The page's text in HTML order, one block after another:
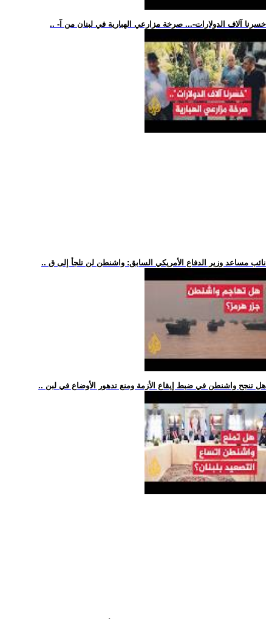
.. -خسرنا آلاف الدولارات-... صرخة مزارعي الهبارية في لبنان من آ
.. نائب مساعد وزير الدفاع الأمريكي السابق: واشنطن لن تلجأ إلى ق
.. هل تنجح واشنطن في ضبط إيقاع الأزمة ومنع تدهور الأوضاع في لبن